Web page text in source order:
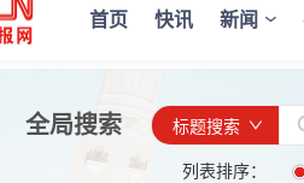
首页 快讯 新闻
全局搜索
标题搜索
列表排序：